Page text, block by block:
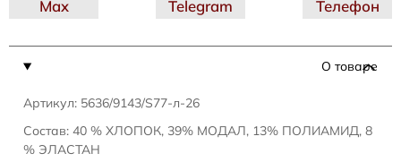
О товаре
Артикул: 5636/9143/S77-л-26
Состав: 40 % ХЛОПОК, 39% МОДАЛ, 13% ПОЛИАМИД, 8
% ЭЛАСТАН
Telegram
Max Телефон